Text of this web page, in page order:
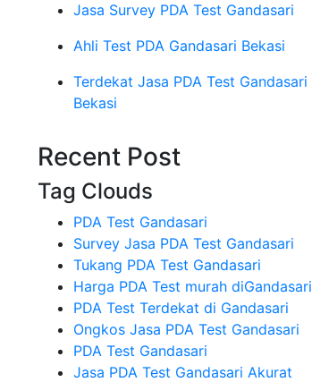
Jasa Survey PDA Test Gandasari
Ahli Test PDA Gandasari Bekasi
Terdekat Jasa PDA Test Gandasari
Bekasi
Recent Post
Tag Clouds
PDA Test Gandasari
Survey Jasa PDA Test Gandasari
Tukang PDA Test Gandasari
Harga PDA Test murah diGandasari
PDA Test Terdekat di Gandasari
Ongkos Jasa PDA Test Gandasari
PDA Test Gandasari
Jasa PDA Test Gandasari Akurat